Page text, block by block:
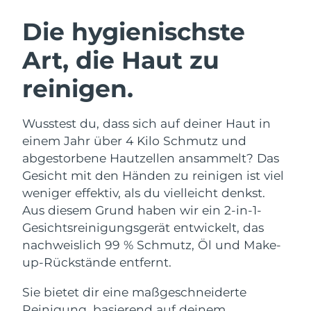
Die hygienischste
Art, die Haut zu
reinigen.
Wusstest du, dass sich auf deiner Haut in
einem Jahr über 4 Kilo Schmutz und
abgestorbene Hautzellen ansammelt? Das
Gesicht mit den Händen zu reinigen ist viel
weniger effektiv, als du vielleicht denkst.
Aus diesem Grund haben wir ein 2-in-1-
Gesichtsreinigungsgerät entwickelt, das
nachweislich 99 % Schmutz, Öl und Make-
up-Rückstände entfernt.
Sie bietet dir eine maßgeschneiderte
Gesichtsreinigung
Anti-aging massage
LUNA™ 4 Plus
Massage, LED heating
LUNA™ 4 Men
For men, anti-aging massage
Microcurrent toning
BEAR™ 2 go
Microcurrent toning on-the-go
BEAR™ 2 eyes & lips
Microcurrent line smoothing device
Hydratisierung
UFO™ 3 Set
Deep facial hydration
UFO™ 3 LED
device
Mundpflege
issa™ 4
Hybrid silicone sonic toothbrush
issa™ 4 plus
FAQ™ ANTI-AGING-BEHANDLUNG
Anti-aging LED-Behandlungen
NEW
Österreich Erwartete Lieferung
Bahrain Erwartete Lieferung
Belgien
Bermuda Erwartete Lieferung
Bosnien und
Herzegowina
Erwartete Lieferung8/13/26
Brunei Darussalam Erwartete Lieferung8/15/26
Bulgarien Erwartete Lieferung8/10/26